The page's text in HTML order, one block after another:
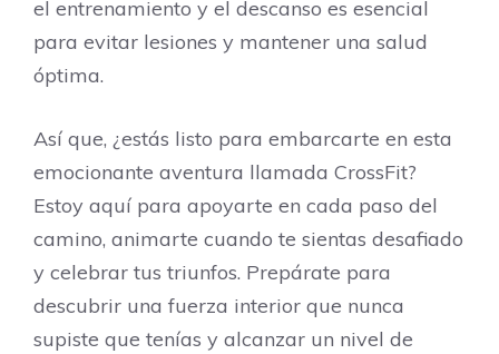
el entrenamiento y el descanso es esencial
para evitar lesiones y mantener una salud
óptima.
Así que, ¿estás listo para embarcarte en esta
emocionante aventura llamada CrossFit?
Estoy aquí para apoyarte en cada paso del
camino, animarte cuando te sientas desafiado
y celebrar tus triunfos. Prepárate para
descubrir una fuerza interior que nunca
supiste que tenías y alcanzar un nivel de